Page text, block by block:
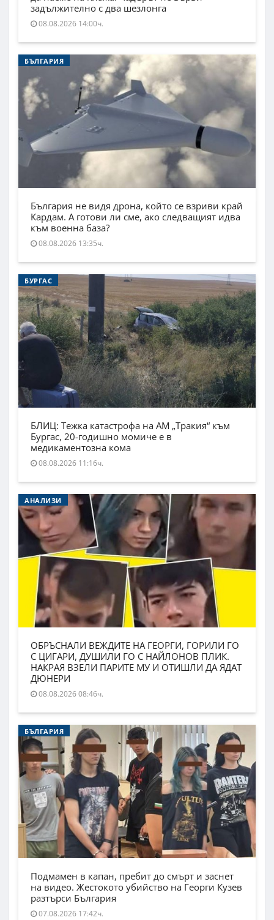
задължително с два шезлонга
08.08.2026 14:00ч.
БЪЛГАРИЯ
България не видя дрона, който се взриви край
Кардам. А готови ли сме, ако следващият идва
към военна база?
08.08.2026 13:35ч.
БУРГАС
БЛИЦ: Тежка катастрофа на АМ „Тракия“ към
Бургас, 20-годишно момиче е в
медикаментозна кома
08.08.2026 11:16ч.
АНАЛИЗИ
ОБРЪСНАЛИ ВЕЖДИТЕ НА ГЕОРГИ, ГОРИЛИ ГО
С ЦИГАРИ, ДУШИЛИ ГО С НАЙЛОНОВ ПЛИК.
НАКРАЯ ВЗЕЛИ ПАРИТЕ МУ И ОТИШЛИ ДА ЯДАТ
ДЮНЕРИ
08.08.2026 08:46ч.
БЪЛГАРИЯ
Подмамен в капан, пребит до смърт и заснет
на видео. Жестокото убийство на Георги Кузев
разтърси България
07.08.2026 17:42ч.